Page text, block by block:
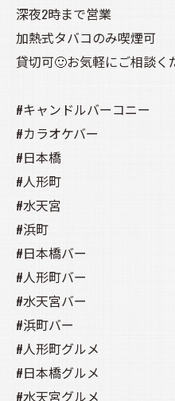
深夜2時まで営業
加熱式タバコのみ喫煙可
貸切可🙂お気軽にご相談く
#キャンドルバーコニー
#カラオケバー
#日本橋
#人形町
#水天宮
#浜町
#日本橋バー
#人形町バー
#水天宮バー
#浜町バー
#人形町グルメ
#日本橋グルメ
#水天宮グルメ